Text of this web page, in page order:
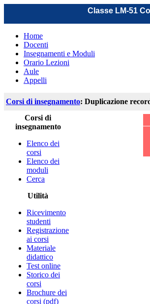
Classe LM-51
Home
Docenti
Insegnamenti e Moduli
Orario Lezioni
Aule
Appelli
Corsi di insegnamento: Duplicazione
Corsi di
insegnamento
Elenco dei
corsi
Elenco dei
moduli
Cerca
Utilità
Ricevimento
studenti
Registrazione
ai corsi
Materiale
didattico
Test online
Storico dei
corsi
Brochure dei
corsi (pdf)